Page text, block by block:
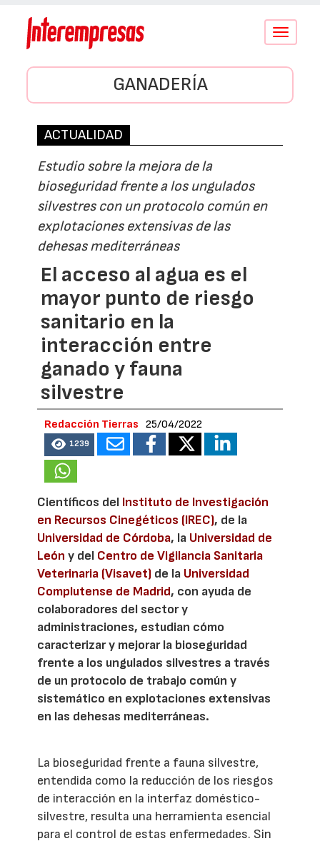
Conmutar
GANADERÍA
ACTUALIDAD
Estudio sobre la mejora de la
bioseguridad frente a los ungulados
silvestres con un protocolo común en
explotaciones extensivas de las
dehesas mediterráneas
El acceso al agua es el
mayor punto de riesgo
sanitario en la
interacción entre
ganado y fauna
silvestre
Redacción Tierras 25/04/2022
1239
Científicos del Instituto de Investigación
en Recursos Cinegéticos (IREC), de la
Universidad de Córdoba, la Universidad de
León y del Centro de Vigilancia Sanitaria
Veterinaria (Visavet) de la Universidad
Complutense de Madrid, con ayuda de
colaboradores del sector y
administraciones, estudian cómo
caracterizar y mejorar la bioseguridad
frente a los ungulados silvestres a través
de un protocolo de trabajo común y
sistemático en explotaciones extensivas
en las dehesas mediterráneas.
La bioseguridad frente a fauna silvestre,
entendida como la reducción de los riesgos
de interacción en la interfaz doméstico-
silvestre, resulta una herramienta esencial
para el control de estas enfermedades. Sin